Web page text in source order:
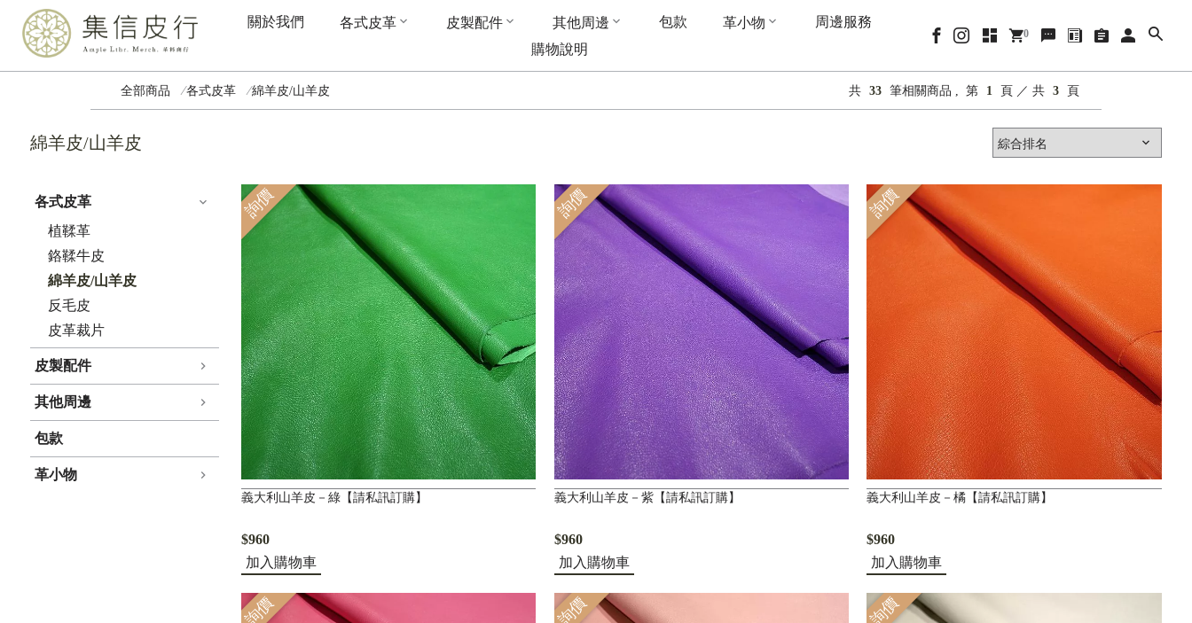
關於我們 各式皮革 皮製配件 其他周邊 包款 革小物
周邊服務
購物說明
0
全部商品 各式皮革 綿羊皮/山羊皮 共 33 筆相關商品 , 第 1 頁 ／ 共 3 頁
綿羊皮/山羊皮
各式皮革
植鞣革
鉻鞣牛皮
綿羊皮/山羊皮
反毛皮
皮革裁片
皮製配件
其他周邊
包款
革小物
詢價
義大利山羊皮－綠【請私訊訂購】
$960
加入購物車
詢價
義大利山羊皮－紫【請私訊訂購】
$960
加入購物車
詢價
義大利山羊皮－橘【請私訊訂購】
$960
加入購物車
詢價 詢價 詢價